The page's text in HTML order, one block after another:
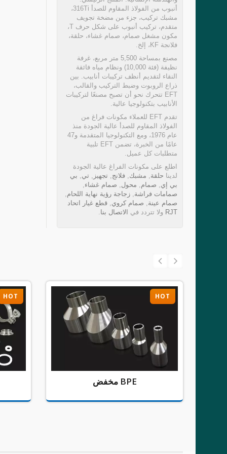
أنبوب من الفولاذ المقاوم للصدأ 316Ti،
مشبك تركيب، جزء من مضخة تجويف
متقدم، تركيب أنبوب على شكل حرف T،
مكون مشغل صمام، صمام غشاء، حلقة،
فلانجة KF، إلخ.
مصنع بمساحة 5,500 متر مربع، غرفة
نظيفة (فئة 10,000) ونظام مياه فائقة
النقاء لتقديم أنظف تركيبات أنابيب. بين
ذراع الروبوت وضبط التركيب والقالب،
EFT تتحرك نحو أن تصبح مصنعًا لتركيبات
الأنابيب بتكنولوجيا عالية.
تقدم EFT للعملاء مكونات فراغ من
الفولاذ المقاوم للصدأ عالية الجودة منذ
عام 1976، ومع التكنولوجيا المتقدمة و47
عامًا من الخبرة، تضمن EFT تلبية
متطلبات كل عميل.
اطلع على مكونات الفراغ عالية الجودة
لدينا حلقة, مشبك, فلانج, تجهيز , تي, بي
بي إي, صمام, محول, صمام غشاء,
صمامات فراشة, زجاجة رؤية نهاية اللحام,
صمام عينة, صمام كروي, قطع غيار اتحاد
RJT ولا تتردد في الاتصال بنا.
HOT HOT
مخفض BPE